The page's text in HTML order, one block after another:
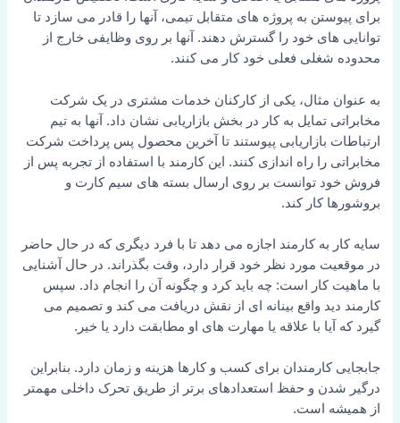
برای پیوستن به پروژه های متقابل تیمی، آنها را قادر می سازد تا
توانایی های خود را گسترش دهند. آنها بر روی وظایفی خارج از
محدوده شغلی فعلی خود کار می کنند.
به عنوان مثال، یکی از کارکنان خدمات مشتری در یک شرکت
مخابراتی تمایل به کار در بخش بازاریابی نشان داد. آنها به تیم
ارتباطات بازاریابی پیوستند تا آخرین محصول پس پرداخت شرکت
مخابراتی را راه اندازی کنند. این کارمند با استفاده از تجربه پس از
فروش خود توانست بر روی ارسال بسته های سیم کارت و
بروشورها کار کند.
سایه کار به کارمند اجازه می دهد تا با فرد دیگری که در حال حاضر
در موقعیت مورد نظر خود قرار دارد، وقت بگذراند. در حال آشنایی
با ماهیت کار است: چه باید کرد و چگونه آن را انجام داد. سپس
کارمند دید واقع بینانه ای از نقش دریافت می کند و تصمیم می
گیرد که آیا با علاقه یا مهارت های او مطابقت دارد یا خیر.
جابجایی کارمندان برای کسب و کارها هزینه و زمان دارد. بنابراین
درگیر شدن و حفظ استعدادهای برتر از طریق تحرک داخلی مهمتر
از همیشه است.